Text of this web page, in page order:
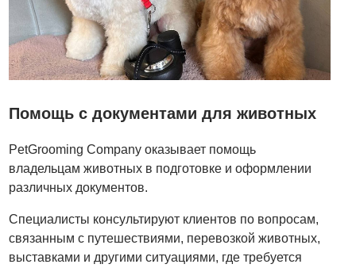
Помощь с документами для животных
PetGrooming Company оказывает помощь
владельцам животных в подготовке и оформлении
различных документов.
Специалисты консультируют клиентов по вопросам,
связанным с путешествиями, перевозкой животных,
выставками и другими ситуациями, где требуется